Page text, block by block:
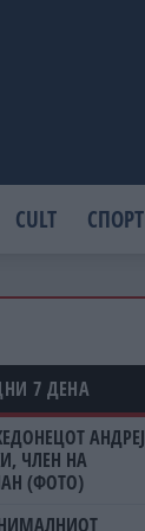
CULT СПОРТ
7 ДЕНА
АНДРЕЈ
ЧЛЕН НА
(ФОТО)